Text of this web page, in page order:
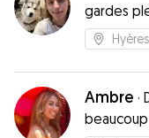
gardes
!
Hyères
Ambre ·
beaucoup